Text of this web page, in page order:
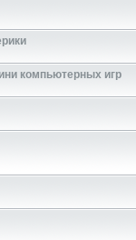
компьютерных игр